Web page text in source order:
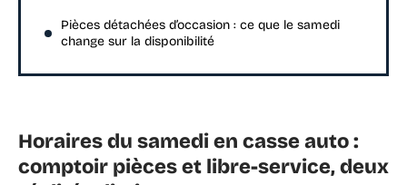
Pièces détachées d’occasion : ce que le samedi
change sur la disponibilité
Horaires du samedi en casse auto :
comptoir pièces et libre-service, deux